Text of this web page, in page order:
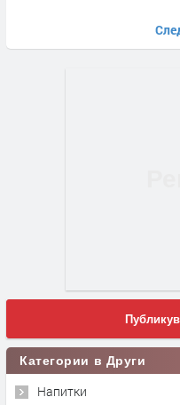
Категории в Други
Напитки